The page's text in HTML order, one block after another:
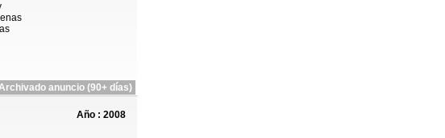
anuncio (90+ días)
Año : 2008